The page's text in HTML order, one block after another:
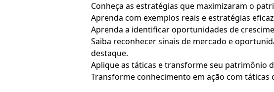
Conheça as estratégias que maximizaram o
Aprenda com exemplos reais e estratégias
Aprenda a identificar oportunidades de
Saiba reconhecer sinais de mercado e
destaque.
Aplique as táticas e transforme seu patrimônio
Transforme conhecimento em ação com